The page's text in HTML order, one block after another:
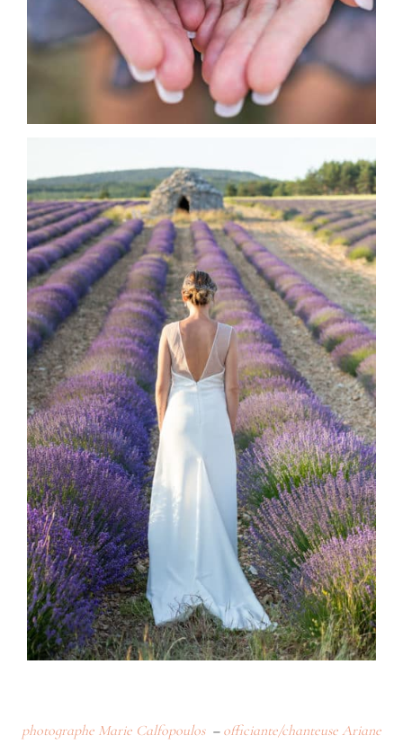
photographe Marie Calfopoulos– officiante/chanteuse Ariane